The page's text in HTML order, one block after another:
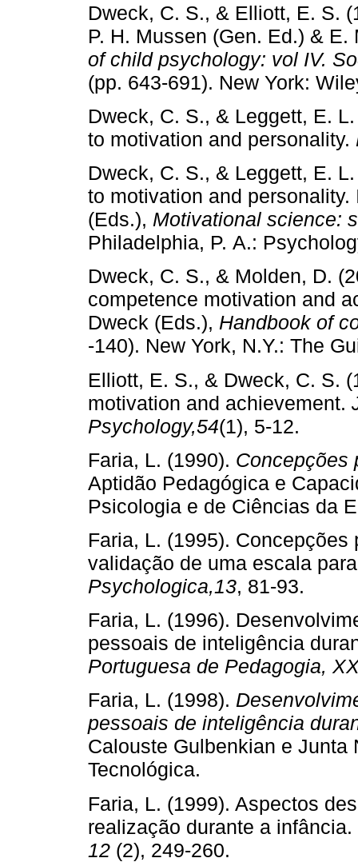
Dweck, C. S., & Elliott, E. S.
P. H. Mussen (Gen. Ed.) &
of child psychology: vol IV.
(pp. 643­‑691). New York:
Dweck, C. S., & Leggett, E.
to motivation and personality.
Dweck, C. S., & Leggett, E.
to motivation and
(Eds.), Motivational science:
Philadelphia, P. A.:
Dweck, C. S., & Molden, D.
competence motivation and
Dweck (Eds.), Handbook of
‑140). New York, N.Y.: The
Elliott, E. S., & Dweck, C. S.
motivation and achievement.
Psychology,54(1), 5­‑12.
Faria, L. (1990). Concepções
Aptidão Pedagógica e
Psicologia e de Ciências da
Faria, L. (1995).
validação de uma escala
Psychologica,13, 81­‑93.
Faria, L. (1996).
pessoais de inteligência
Portuguesa de Pedagogia,
Faria, L. (1998).
pessoais de inteligência
Calouste Gulbenkian e
Tecnológica.
Faria, L. (1999). Aspectos
realização durante a infância.
12 (2), 249­‑260.